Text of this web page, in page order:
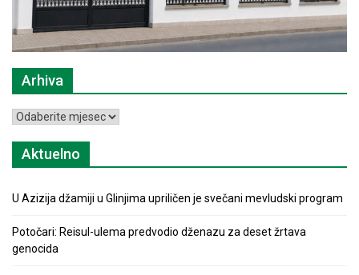
Arhiva
Arhiva
Aktuelno
U Azizija džamiji u Glinjima upriličen je svečani mevludski program
Potočari: Reisul-ulema predvodio dženazu za deset žrtava
genocida